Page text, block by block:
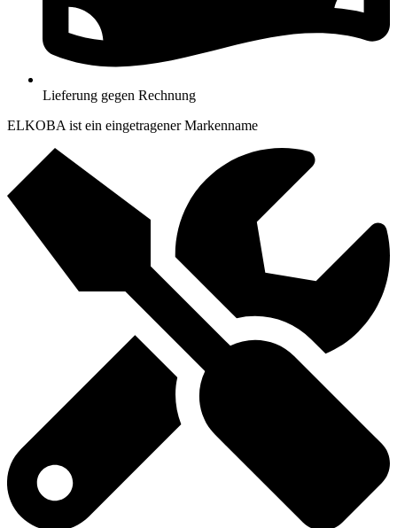
Lieferung gegen Rechnung
ELKOBA ist ein eingetragener Markenname